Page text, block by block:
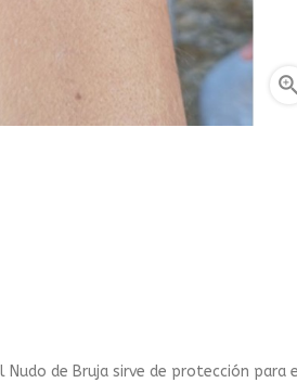

Nudo de Bruja sirve de protección